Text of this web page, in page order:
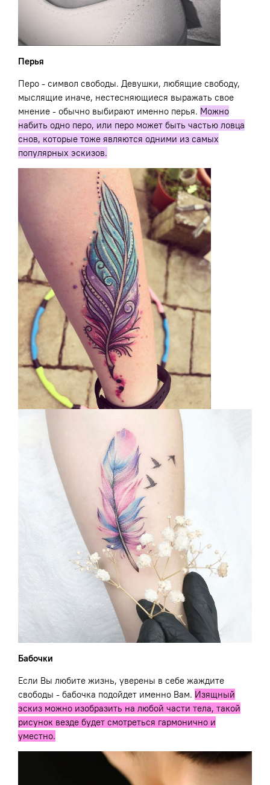
Перья
Перо - символ свободы. Девушки, любящие свободу,
мыслящие иначе, нестесняющиеся выражать свое
мнение - обычно выбирают именно перья. Можно
набить одно перо, или перо может быть частью ловца
снов, которые тоже являются одними из самых
популярных эскизов.
Бабочки
Если Вы любите жизнь, уверены в себе жаждите
свободы - бабочка подойдет именно Вам. Изящный
эскиз можно изобразить на любой части тела, такой
рисунок везде будет смотреться гармонично и
уместно.